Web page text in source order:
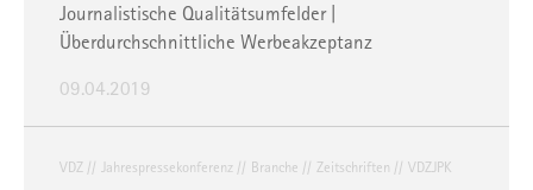
Journalistische Qualitätsumfelder |
Überdurchschnittliche Werbeakzeptanz
09.04.2019
VDZ Jahrespressekonferenz Branche Zeitschriften VDZJPK